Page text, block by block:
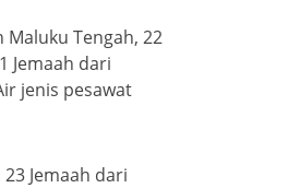
Tengah, 22
Jemaah dari
jenis pesawat
Jemaah dari